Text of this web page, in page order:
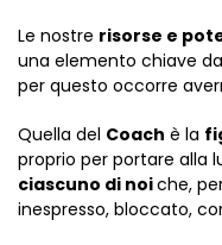
Le nostre risorse e
una elemento chiave
per questo occorre
Quella del Coach è la
proprio per portare alla
ciascuno di noiche,
inespresso, bloccato,